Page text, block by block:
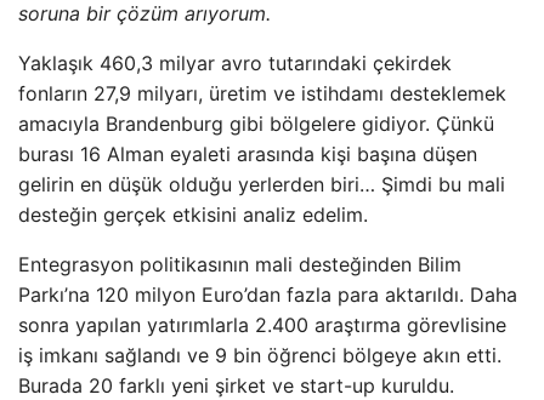
soruna bir çözüm arıyorum.
Yaklaşık 460,3 milyar avro tutarındaki çekirdek
fonların 27,9 milyarı, üretim ve istihdamı desteklemek
amacıyla Brandenburg gibi bölgelere gidiyor. Çünkü
burası 16 Alman eyaleti arasında kişi başına düşen
gelirin en düşük olduğu yerlerden biri… Şimdi bu mali
desteğin gerçek etkisini analiz edelim.
Entegrasyon politikasının mali desteğinden Bilim
Parkı’na 120 milyon Euro’dan fazla para aktarıldı. Daha
sonra yapılan yatırımlarla 2.400 araştırma görevlisine
iş imkanı sağlandı ve 9 bin öğrenci bölgeye akın etti.
Burada 20 farklı yeni şirket ve start-up kuruldu.